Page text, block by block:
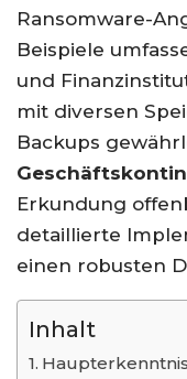
Ransomware-
Beispiele
und
mit diversen
Backups
Erkundung
detaillierte
einen robusten
Inhalt